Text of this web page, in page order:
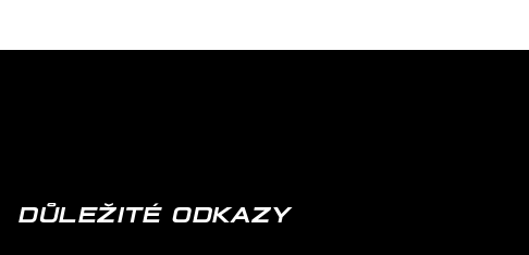
DŮLEŽITÉ ODKAZY